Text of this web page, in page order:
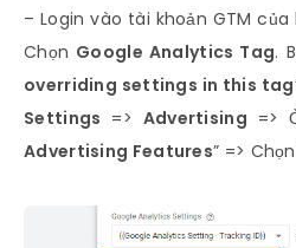
– Login vào tài khoản GTM
Chọn Google Analytics Tag.
overriding settings in this tag
Settings => Advertising =>
Advertising Features” => Chọn